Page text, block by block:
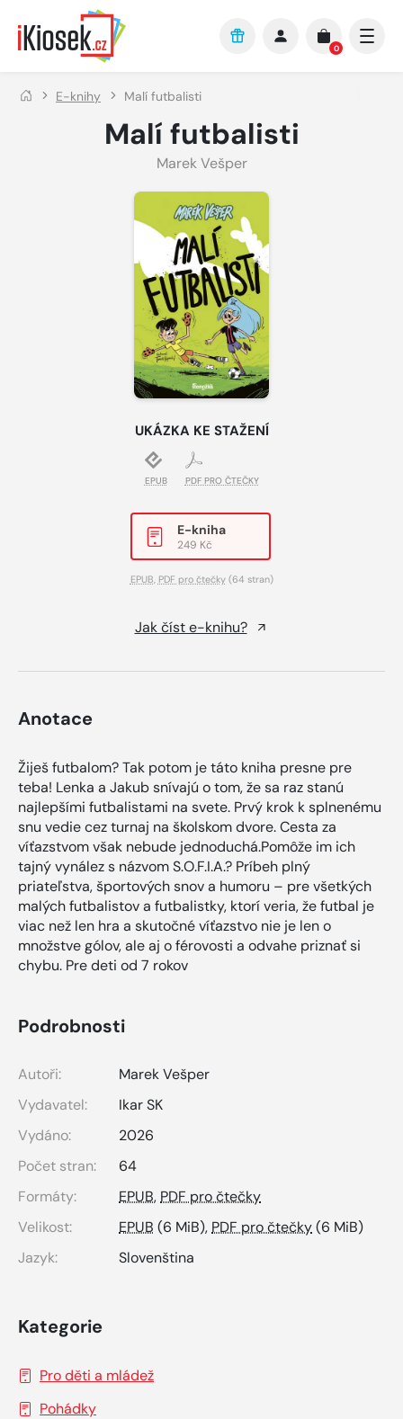
Přejít na hlavní obsah
0
E-knihy Malí futbalisti
Malí futbalisti
Marek Vešper
UKÁZKA KE STAŽENÍ
EPUB PDF PRO ČTEČKY
E-kniha
249 Kč
EPUB, PDF pro čtečky(64 stran)
Jak číst e-knihu?
Anotace
Žiješ futbalom? Tak potom je táto kniha presne pre
teba! Lenka a Jakub snívajú o tom, že sa raz stanú
najlepšími futbalistami na svete. Prvý krok k splnenému
snu vedie cez turnaj na školskom dvore. Cesta za
víťazstvom však nebude jednoduchá.Pomôže im ich
tajný vynález s názvom S.O.F.I.A.? Príbeh plný
priateľstva, športových snov a humoru – pre všetkých
malých futbalistov a futbalistky, ktorí veria, že futbal je
viac než len hra a skutočné víťazstvo nie je len o
množstve gólov, ale aj o férovosti a odvahe priznať si
chybu. Pre deti od 7 rokov
Podrobnosti
Autoři:
Marek Vešper
Vydavatel:
Ikar SK
Vydáno:
2026
Počet stran:
64
Formáty:
EPUB,PDF pro čtečky
Velikost:
EPUB (6 MiB),PDF pro čtečky(6 MiB)
Jazyk:
Slovenština
Kategorie
Pro děti a mládež
Pohádky